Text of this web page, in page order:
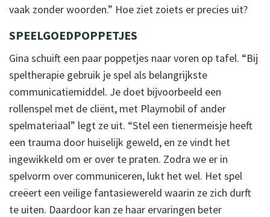
vaak zonder woorden.” Hoe ziet zoiets er precies uit?
SPEELGOEDPOPPETJES
Gina schuift een paar poppetjes naar voren op tafel. “Bij
speltherapie gebruik je spel als belangrijkste
communicatiemiddel. Je doet bijvoorbeeld een
rollenspel met de cliënt, met Playmobil of ander
spelmateriaal” legt ze uit. “Stel een tienermeisje heeft
een trauma door huiselijk geweld, en ze vindt het
ingewikkeld om er over te praten. Zodra we er in
spelvorm over communiceren, lukt het wel. Het spel
creëert een veilige fantasiewereld waarin ze zich durft
te uiten. Daardoor kan ze haar ervaringen beter